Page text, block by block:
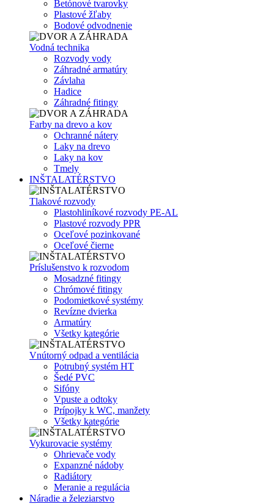
Betónové tvarovky
Plastové žľaby
Bodové odvodnenie
Vodná technika
Rozvody vody
Záhradné armatúry
Závlaha
Hadice
Záhradné fitingy
Farby na drevo a kov
Ochranné nátery
Laky na drevo
Laky na kov
Tmely
INŠTALATÉRSTVO
Tlakové rozvody
Plastohliníkové rozvody PE-AL
Plastové rozvody PPR
Oceľové pozinkované
Oceľové čierne
Príslušenstvo k rozvodom
Mosadzné fitingy
Chrómové fitingy
Podomietkové systémy
Revízne dvierka
Armatúry
Všetky kategórie
Vnútorný odpad a ventilácia
Potrubný systém HT
Šedé PVC
Sifóny
Vpuste a odtoky
Prípojky k WC, manžety
Všetky kategórie
Vykurovacie systémy
Ohrievače vody
Expanzné nádoby
Radiátory
Meranie a regulácia
Náradie a železiarstvo